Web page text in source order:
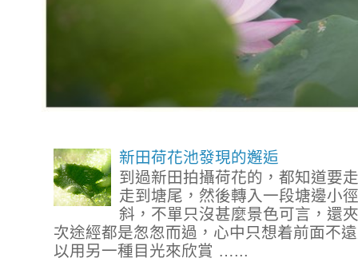
新田荷花池發現的邂逅
到過新田拍攝荷花的，都知道要
走到塘尾，然後轉入一段塘邊小
斜，不單只沒甚麼景色可言，還
次途經都是怱怱而過，心中只想着前面不
以用另一種目光來欣賞 …...